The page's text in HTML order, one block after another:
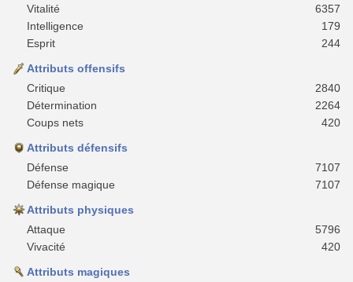
Vitalité
6357
Intelligence
179
Esprit
244
Attributs offensifs
Critique
2840
Détermination
2264
Coups nets
420
Attributs défensifs
Défense
7107
Défense magique
7107
Attributs physiques
Attaque
5796
Vivacité
420
Attributs magiques